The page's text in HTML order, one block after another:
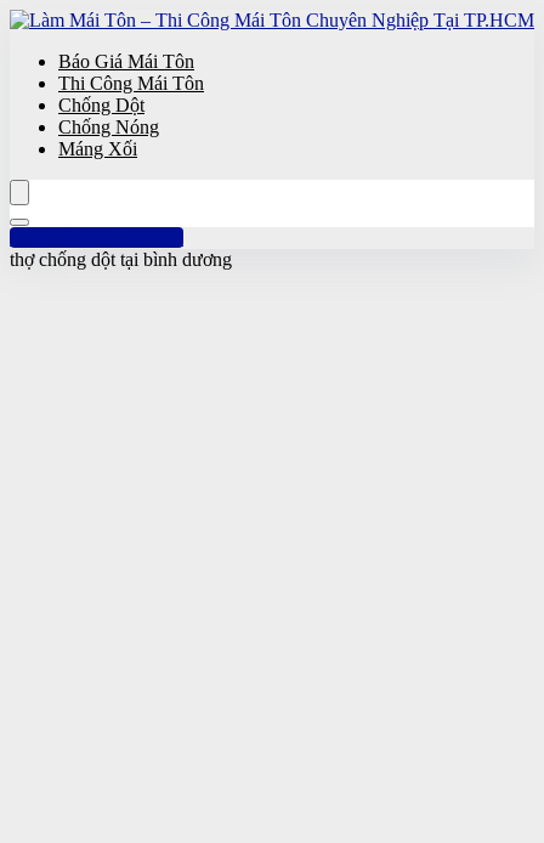
Báo Giá Mái Tôn
Thi Công Mái Tôn
Chống Dột
Chống Nóng
Máng Xối
Hotline: 0961 894 472
thợ chống dột tại bình dương